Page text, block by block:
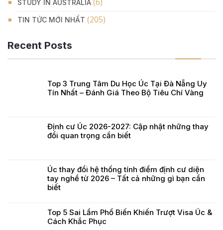
STUDY IN AUSTRALIA
TIN TỨC MỚI NHẤT (205)
Recent Posts
Top 3 Trung Tâm Du Học Úc Tại Đà Nẵng Uy
Tín Nhất – Đánh Giá Theo Bộ Tiêu Chí Vàng
Định cư Úc 2026-2027: Cập nhật những thay
đổi quan trọng cần biết
Úc thay đổi hệ thống tính điểm định cư diện
tay nghề từ 2026 – Tất cả những gì bạn cần
biết
Top 5 Sai Lầm Phổ Biến Khiến Trượt Visa Úc &
Cách Khắc Phục